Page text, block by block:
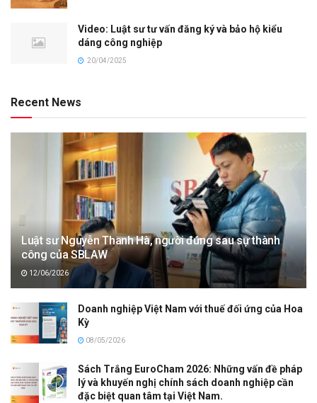
Video: Luật sư tư vấn đăng ký và bảo hộ kiểu
dáng công nghiệp
20/04/2025
Recent News
Luật sư Nguyễn Thanh Hà, người đứng sau sự thành
công của SBLAW
12/06/2026
Doanh nghiệp Việt Nam với thuế đối ứng của Hoa
Kỳ
08/05/2026
Sách Trắng EuroCham 2026: Những vấn đề pháp
lý và khuyến nghị chính sách doanh nghiệp cần
đặc biệt quan tâm tại Việt Nam.